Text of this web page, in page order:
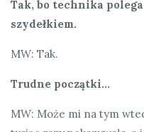
Tak, bo technika
szydełkiem.
MW: Tak.
Trudne początki…
MW: Może mi na tym